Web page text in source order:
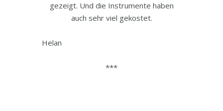
gezeigt. Und die Instrumente haben
auch sehr viel gekostet.
Helan
***